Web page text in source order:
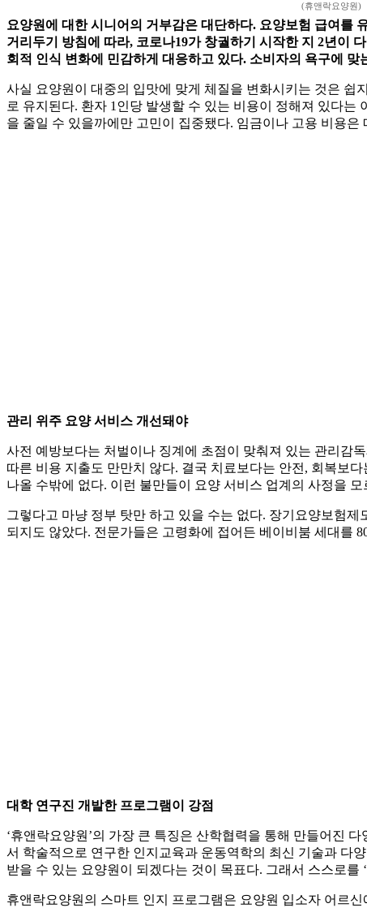
(휴앤락요양원)
요양원에 대한 시니어의 거부감은 대단하다. 요양보험 급여를
거리두기 방침에 따라, 코로나19가 창궐하기 시작한 지 2년이
회적 인식 변화에 민감하게 대응하고 있다. 소비자의 욕구에
사실 요양원이 대중의 입맛에 맞게 체질을 변화시키는 것은 쉽
로 유지된다. 환자 1인당 발생할 수 있는 비용이 정해져 있다
을 줄일 수 있을까에만 고민이 집중됐다. 임금이나 고용 비용
관리 위주 요양 서비스 개선돼야
사전 예방보다는 처벌이나 징계에 초점이 맞춰져 있는 관리감
따른 비용 지출도 만만치 않다. 결국 치료보다는 안전, 회복보
나올 수밖에 없다. 이런 불만들이 요양 서비스 업계의 사정을
그렇다고 마냥 정부 탓만 하고 있을 수는 없다. 장기요양보험
되지도 않았다. 전문가들은 고령화에 접어든 베이비붐 세대를
대학 연구진 개발한 프로그램이 강점
‘휴앤락요양원’의 가장 큰 특징은 산학협력을 통해 만들어진
서 학술적으로 연구한 인지교육과 운동역학의 최신 기술과 다
받을 수 있는 요양원이 되겠다는 것이 목표다. 그래서 스스로를
휴앤락요양원의 스마트 인지 프로그램은 요양원 입소자 어르